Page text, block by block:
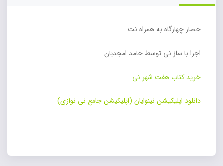
حصار چهارگاه به همراه نت
اجرا با ساز نی توسط حامد امجدیان
خرید کتاب هفت شهر نی
دانلود اپلیکیشن نینوایان (اپلیکیشن جامع نی نوازی)